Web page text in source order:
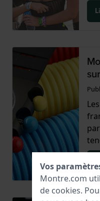
Vos
Montre.com
de cookies.